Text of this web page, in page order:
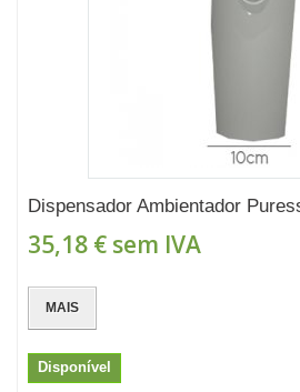
Dispensador Ambientador
35,18 € sem IVA
MAIS
Disponível